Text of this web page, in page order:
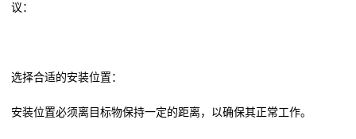
议：
选择合适的安装位置：
安装位置必须离目标物保持一定的距离，以确保其正常工作。